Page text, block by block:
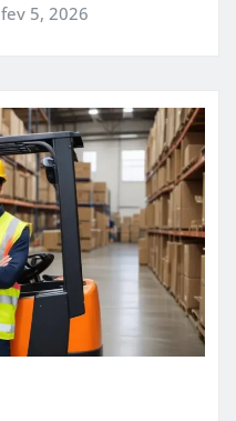
fev 5, 2026